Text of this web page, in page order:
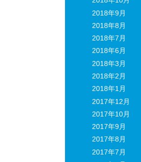
2018年9月
2018年8月
2018年7月
2018年6月
2018年3月
2018年2月
2018年1月
2017年12月
2017年10月
2017年9月
2017年8月
2017年7月